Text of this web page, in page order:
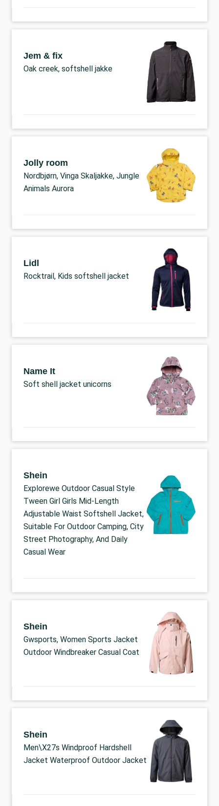
Jem & fix
Oak creek, softshell jakke
Jolly room
Nordbjørn, Vinga Skaljakke, Jungle
Animals Aurora
Lidl
Rocktrail, Kids softshell jacket
Name It
Soft shell jacket unicorns
Shein
Explorewe Outdoor Casual Style
Tween Girl Girls Mid-Length
Adjustable Waist Softshell Jacket,
Suitable For Outdoor Camping, City
Street Photography, And Daily
Casual Wear
Shein
Gwsports, Women Sports Jacket
Outdoor Windbreaker Casual Coat
Shein
Men\X27s Windproof Hardshell
Jacket Waterproof Outdoor Jacket